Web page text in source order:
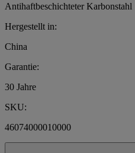
Antihaftbeschichteter Karbonstahl
Hergestellt in:
China
Garantie:
30 Jahre
SKU:
46074000010000